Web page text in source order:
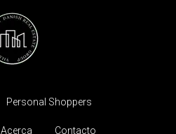
Personal Shoppers
Acerca Contacto